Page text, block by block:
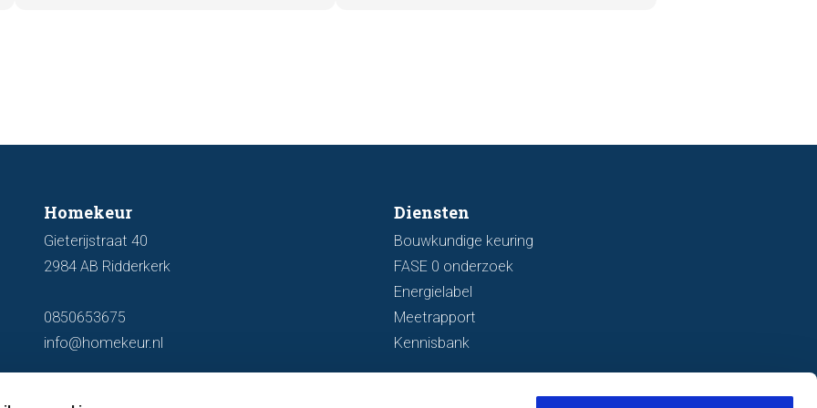
Homekeur
Gieterijstraat 40
2984 AB Ridderkerk
0850653675
info@homekeur.nl
Diensten
Bouwkundige keuring
FASE 0 onderzoek
Energielabel
Meetrapport
Kennisbank